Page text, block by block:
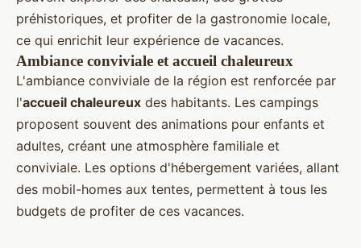
préhistoriques, et profiter de la gastronomie locale,
ce qui enrichit leur expérience de vacances.
Ambiance conviviale et accueil chaleureux
L'ambiance conviviale de la région est renforcée par
l'accueil chaleureux des habitants. Les campings
proposent souvent des animations pour enfants et
adultes, créant une atmosphère familiale et
conviviale. Les options d'hébergement variées, allant
des mobil-homes aux tentes, permettent à tous les
budgets de profiter de ces vacances.